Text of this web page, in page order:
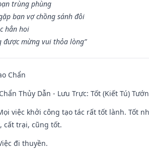
trùng phùng
bạn vợ chồng sánh đôi
hẳn hoi
được mừng vui thỏa lòng”
Chẩn
Thủy Dẫn - Lưu Trực: Tốt (Kiết Tú)
việc khởi công tạo tác rất tốt lành. Tốt
cất trại, cũng tốt.
đi thuyền.